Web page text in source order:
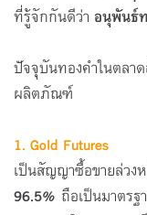
ที่รู้จักกันดีว่า อนุพันธ์
ปัจจุบันทองคำในตลา
ผลิตภัณฑ์
1. Gold Futures
เป็นสัญญาซื้อขายล่วง
96.5% ถือเป็นมาตรฐ